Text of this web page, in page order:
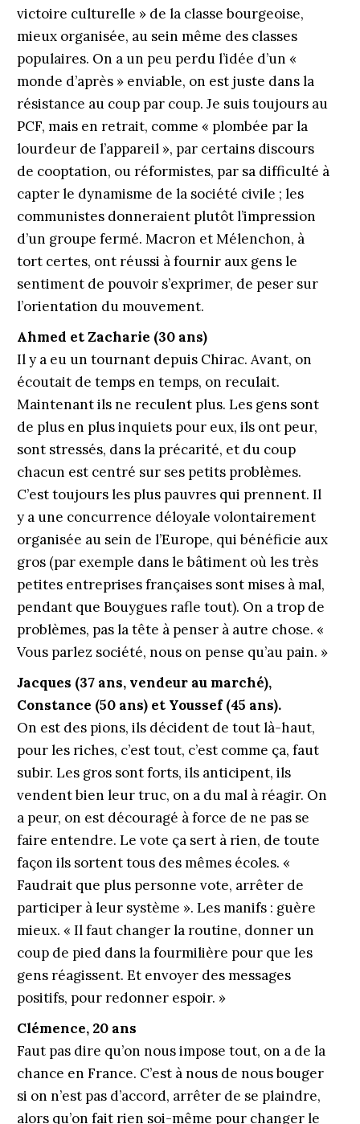
victoire culturelle » de la classe bourgeoise,
mieux organisée, au sein même des classes
populaires. On a un peu perdu l’idée d’un «
monde d’après » enviable, on est juste dans la
résistance au coup par coup. Je suis toujours au
PCF, mais en retrait, comme « plombée par la
lourdeur de l’appareil », par certains discours
de cooptation, ou réformistes, par sa difficulté à
capter le dynamisme de la société civile ; les
communistes donneraient plutôt l’impression
d’un groupe fermé. Macron et Mélenchon, à
tort certes, ont réussi à fournir aux gens le
sentiment de pouvoir s’exprimer, de peser sur
l’orientation du mouvement.
Ahmed et Zacharie (30 ans)
Il y a eu un tournant depuis Chirac. Avant, on
écoutait de temps en temps, on reculait.
Maintenant ils ne reculent plus. Les gens sont
de plus en plus inquiets pour eux, ils ont peur,
sont stressés, dans la précarité, et du coup
chacun est centré sur ses petits problèmes.
C’est toujours les plus pauvres qui prennent. Il
y a une concurrence déloyale volontairement
organisée au sein de l’Europe, qui bénéficie aux
gros (par exemple dans le bâtiment où les très
petites entreprises françaises sont mises à mal,
pendant que Bouygues rafle tout). On a trop de
problèmes, pas la tête à penser à autre chose. «
Vous parlez société, nous on pense qu’au pain. »
Jacques (37 ans, vendeur au marché),
Constance (50 ans) et Youssef (45 ans).
On est des pions, ils décident de tout là-haut,
pour les riches, c’est tout, c’est comme ça, faut
subir. Les gros sont forts, ils anticipent, ils
vendent bien leur truc, on a du mal à réagir. On
a peur, on est découragé à force de ne pas se
faire entendre. Le vote ça sert à rien, de toute
façon ils sortent tous des mêmes écoles. «
Faudrait que plus personne vote, arrêter de
participer à leur système ». Les manifs : guère
mieux. « Il faut changer la routine, donner un
coup de pied dans la fourmilière pour que les
gens réagissent. Et envoyer des messages
positifs, pour redonner espoir. »
Clémence, 20 ans
Faut pas dire qu’on nous impose tout, on a de la
chance en France. C’est à nous de nous bouger
si on n’est pas d’accord, arrêter de se plaindre,
alors qu’on fait rien soi-même pour changer le